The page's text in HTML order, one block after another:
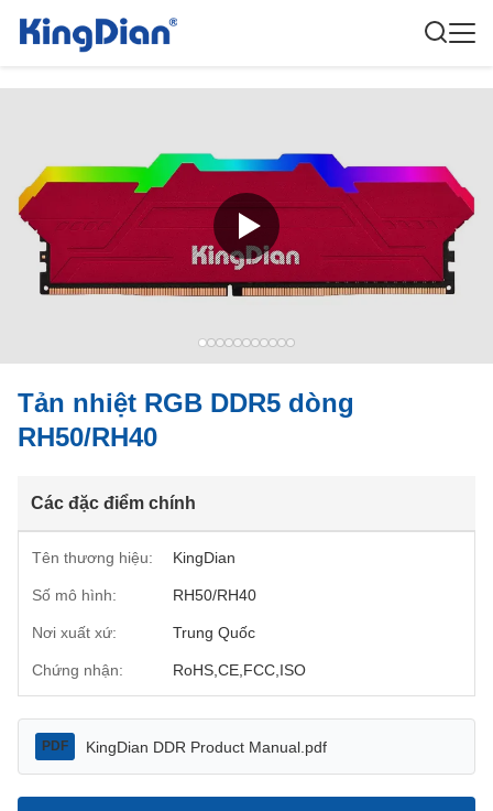
Tản nhiệt RGB DDR5 dòng
RH50/RH40
Các đặc điểm chính
Tên thương hiệu: KingDian
Số mô hình: RH50/RH40
Nơi xuất xứ: Trung Quốc
Chứng nhận: RoHS,CE,FCC,ISO
PDF KingDian DDR Product Manual.pdf